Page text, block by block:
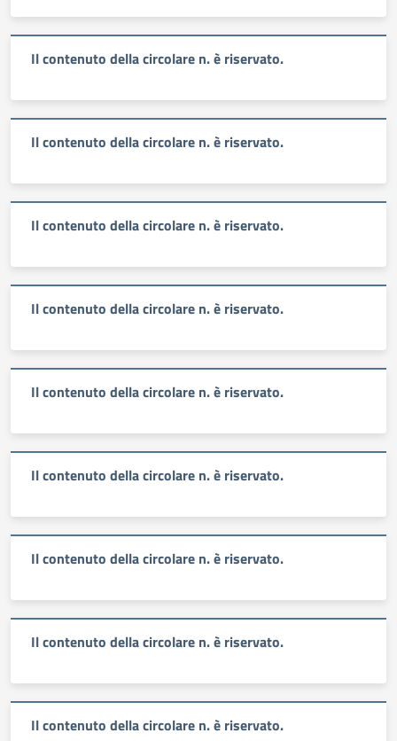
Il contenuto della circolare n. è riservato.
Il contenuto della circolare n. è riservato.
Il contenuto della circolare n. è riservato.
Il contenuto della circolare n. è riservato.
Il contenuto della circolare n. è riservato.
Il contenuto della circolare n. è riservato.
Il contenuto della circolare n. è riservato.
Il contenuto della circolare n. è riservato.
Il contenuto della circolare n. è riservato.